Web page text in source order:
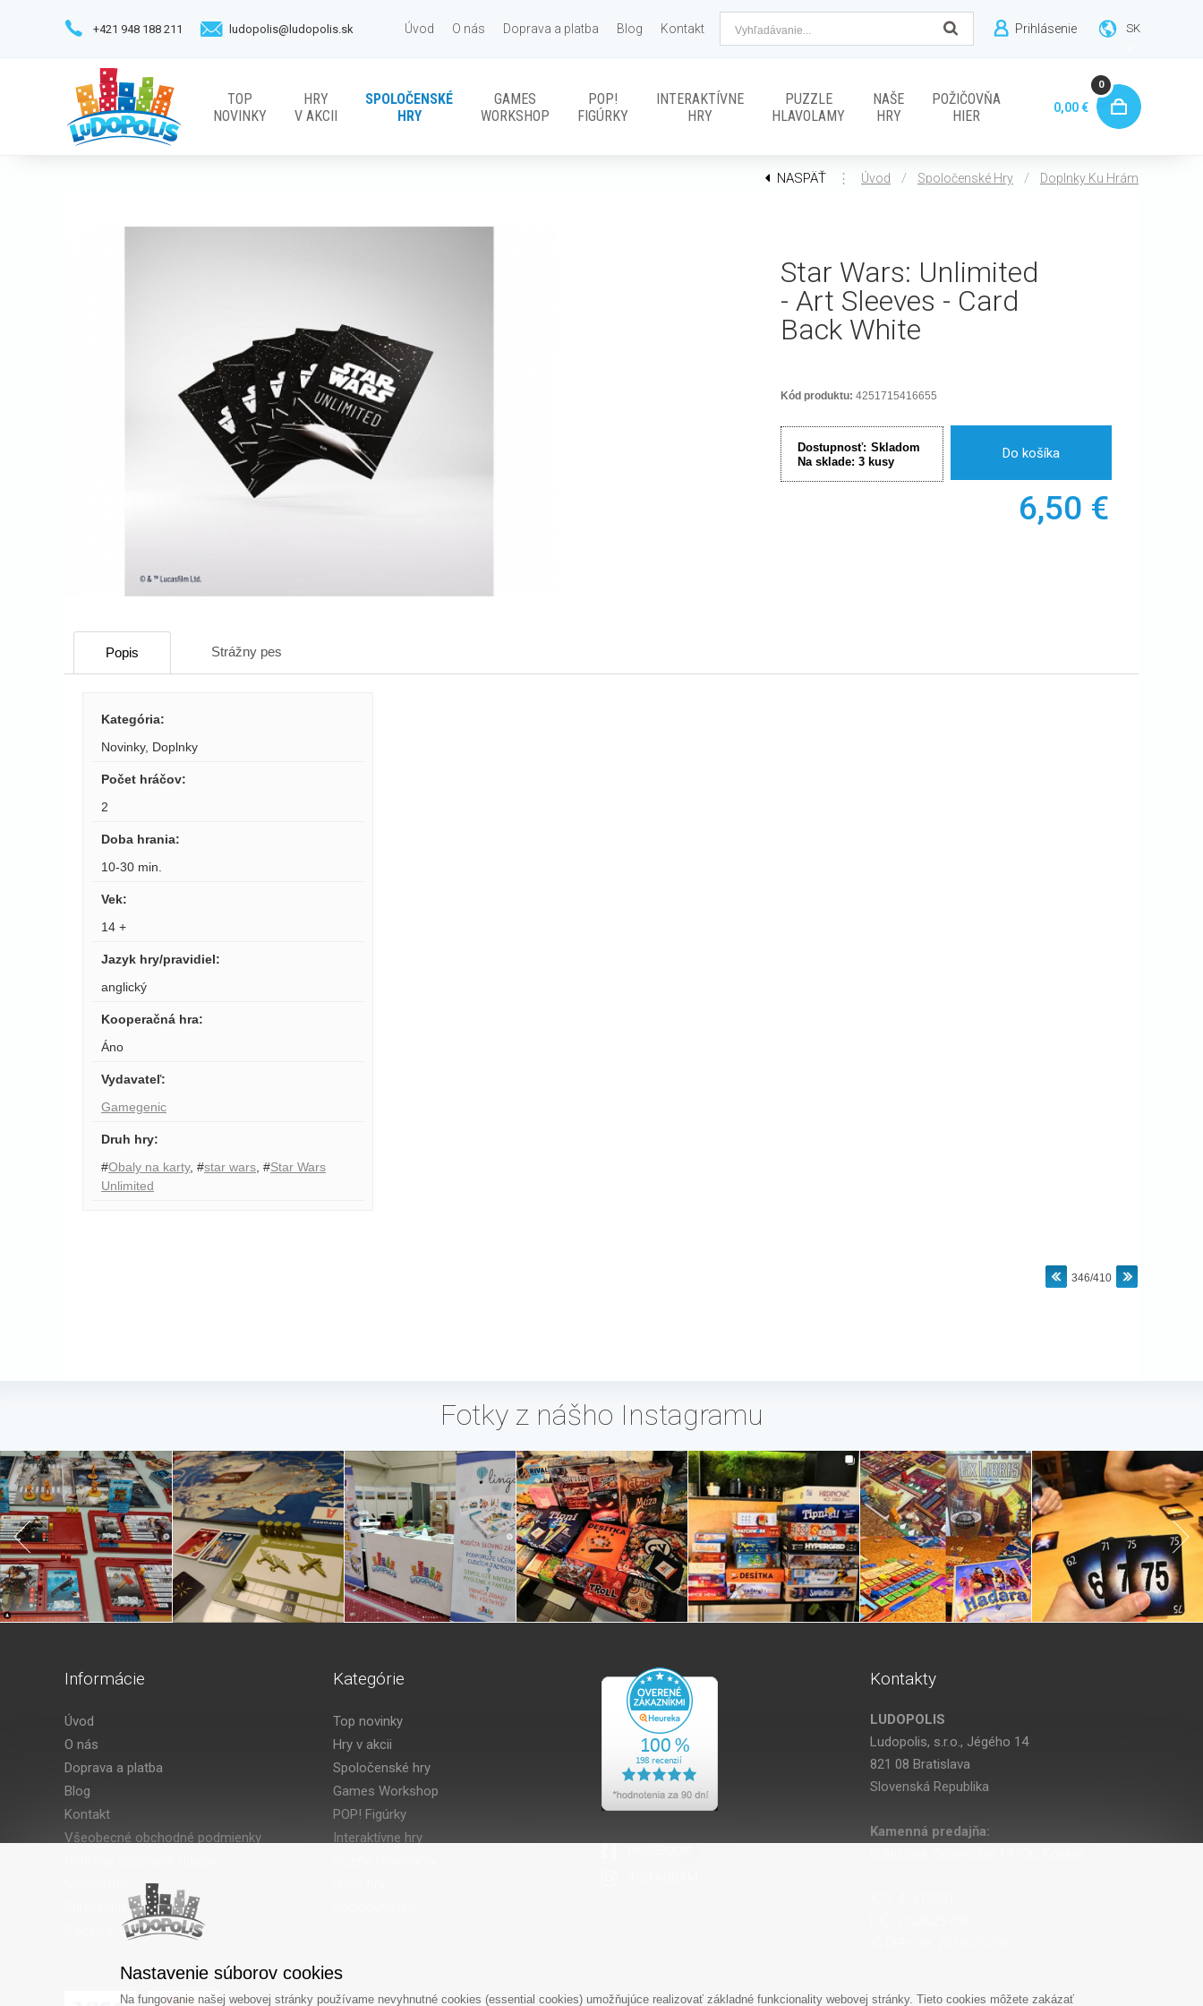
SK
Úvod O nás Doprava a platba Blog Kontakt
TOP
NOVINKY
HRY
V AKCII
SPOLOČENSKÉ
HRY
GAMES
WORKSHOP
POP!
FIGÚRKY
INTERAKTÍVNE
HRY
PUZZLE
HLAVOLAMY
NAŠE
HRY
POŽIČOVŇA
HIER
Prihlásenie
+421 948 188 211 ludopolis@ludopolis.sk
0,00 €
0
NASPÄŤ ⋮ Úvod / Spoločenské Hry / Doplnky Ku Hrám
Star Wars: Unlimited
- Art Sleeves - Card
Back White
Kód produktu: 4251715416655
Dostupnosť: Skladom
Na sklade: 3 kusy
Do košíka
6,50 €
Popis Strážny pes
Kategória:
Novinky, Doplnky
Počet hráčov:
2
Doba hrania:
10-30 min.
Vek:
14 +
Jazyk hry/pravidiel:
anglický
Kooperačná hra:
Áno
Vydavateľ:
Gamegenic
Druh hry:
#Obaly na karty, #star wars #Star Wars
Unlimited
346/410
Fotky z nášho Instagramu
Informácie
Úvod
O nás
Doprava a platba
Blog
Kontakt
Všeobecné obchodné podmienky
Kategórie
Top novinky
Hry v akcii
Spoločenské hry
Games Workshop
POP! Figúrky
Interaktívne hry
Kontakty
LUDOPOLIS
Ludopolis, s.r.o., Jégého 14
821 08 Bratislava
Slovenská Republika
Kamenná predajňa:
Nastavenie súborov cookies
Na fungovanie našej webovej stránky používame nevyhnutné cookies (essential cookies) umožňujúce realizovať základné funkcionality webovej stránky. Tieto cookies môžete zakázať